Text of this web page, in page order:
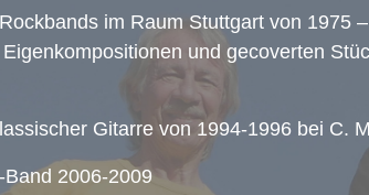
im Raum Stuttgart von 1975
und gecoverten
Gitarre von 1994-1996 bei C.
2006-2009